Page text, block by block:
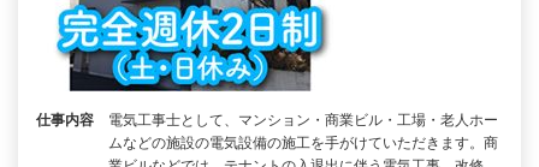
仕事内容
電気工事士として、マンション・商業ビル・工場・老人ホー
ムなどの施設の電気設備の施工を手がけていただきます。商